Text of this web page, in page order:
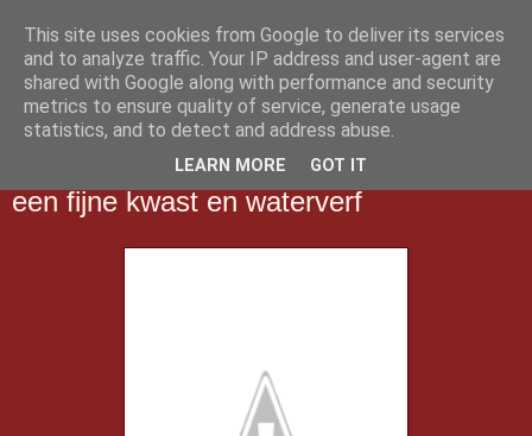
Klasblog van juf Isaura
Muzische vaardigheden : schilderen met
een fijne kwast en waterverf
This site uses cookies from Google to deliver its services
and to analyze traffic. Your IP address and user-agent are
shared with Google along with performance and security
metrics to ensure quality of service, generate usage
statistics, and to detect and address abuse.
LEARN MORE GOT IT